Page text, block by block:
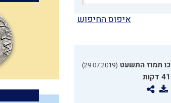
איפוס החיפוש
כו תמוז התשעט (29.07.2019)
41 דקות